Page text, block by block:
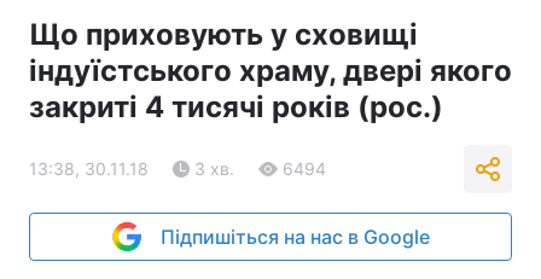
Що приховують у сховищі
індуїстського храму, двері якого
закриті 4 тисячі років (рос.)
13:38, 30.11.18 3 хв. 6494
Підпишіться на нас в Google